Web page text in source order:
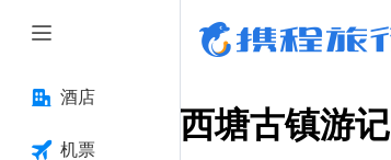
酒店
机票
西塘古镇游记